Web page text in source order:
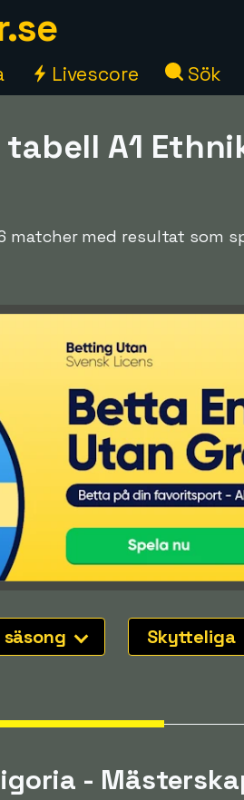
Livescore Sök
A1
matcher med resultat som
Skytteliga
-